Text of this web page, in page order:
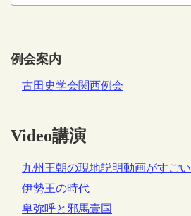
例会案内
古田史学会関西例会
Video講演
九州王朝の現地説明動画がすごい
伊勢王の時代
卑弥呼と邪馬壹国